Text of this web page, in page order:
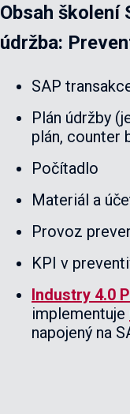
Obsah školení
údržba:
SAP
Plán údržby
plán, counter
Počítadlo
Materiál a
Provoz
KPI v
Industry 4.0
implementuje
napojený na